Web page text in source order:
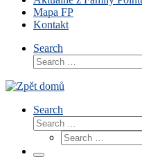
Mapa FP
Kontakt
Search
Search
Search
Search
Search
Menu